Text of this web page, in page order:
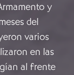
y
del
varios
en las
al frente